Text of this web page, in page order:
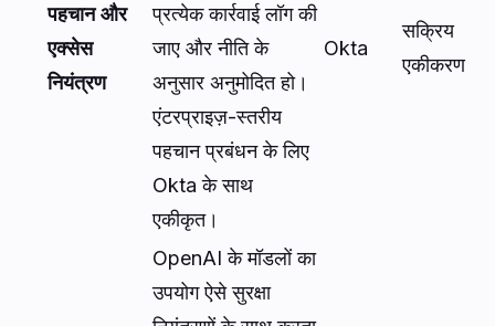
पहचान और
एक्सेस
नियंत्रण
प्रत्येक कार्रवाई लॉग की
जाए और नीति के
अनुसार अनुमोदित हो।
एंटरप्राइज़-स्तरीय
पहचान प्रबंधन के लिए
Okta के साथ
एकीकृत।
Okta
सक्रिय
एकीकरण
OpenAI के मॉडलों का
उपयोग ऐसे सुरक्षा